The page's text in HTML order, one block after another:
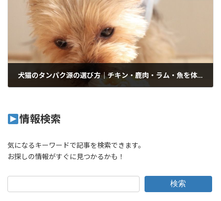
犬猫のタンパク源の選び方｜チキン・鹿肉・ラム・魚を体質別にやさしく解説
情報検索
気になるキーワードで記事を検索できます。
お探しの情報がすぐに見つかるかも！
検索